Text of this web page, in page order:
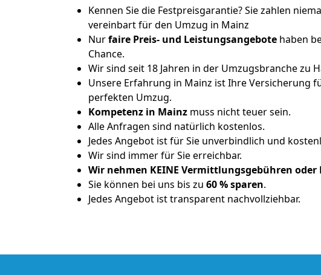
Kennen Sie die Festpreisgarantie? Sie zahlen
vereinbart für den Umzug in Mainz
Nurfaire Preis- und Leistungsangebote haben
Chance.
Wir sind seit 18 Jahren in der Umzugsbranche zu
Unsere Erfahrung in Mainz ist Ihre Versicherung
perfekten Umzug.
Kompetenz in Mainz muss nicht teuer sein.
Alle Anfragen sind natürlich kostenlos.
Jedes Angebot ist für Sie unverbindlich und
Wir sind immer für Sie erreichbar.
Wir nehmen KEINE Vermittlungsgebühren oder
Sie können bei uns bis zu 60 % sparen.
Jedes Angebot ist transparent nachvollziehbar.